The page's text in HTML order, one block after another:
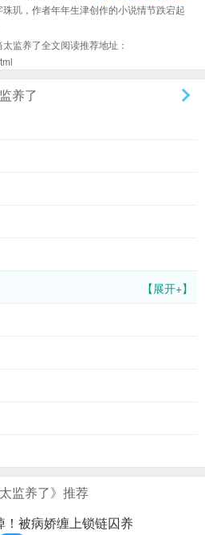
玑，作者年年生津创作的小说情节跌宕起
监养了全文阅读推荐地址：
养了
【展开+】
监养了》推荐
！被病娇缠上锁链囚养